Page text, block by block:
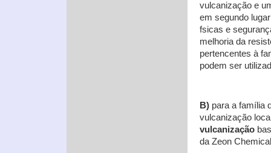
vulcanização e
em segundo
fsicas e
melhoria da
pertencentes à
podem ser
B) para a família
vulcanização
vulcanização
da Zeon